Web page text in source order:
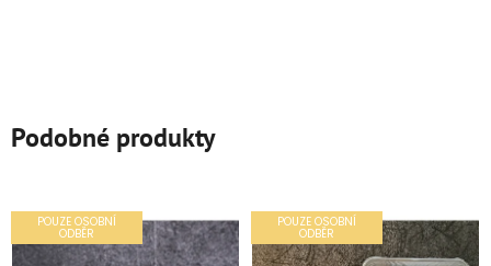
Podobné produkty
POUZE OSOBNÍ
ODBĚR
POUZE OSOBNÍ
ODBĚR